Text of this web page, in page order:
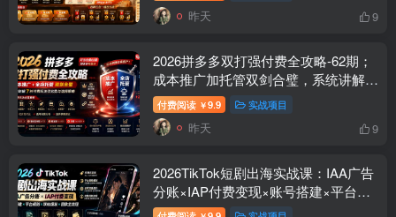
昨天 9
2026拼多多双打强付费全攻略-62期；
成本推广加托管双剑合璧，系统讲解7
种付费玩法优劣势与选择策略
付费阅读 ￥9.9 实战项目
昨天 9
2026TikTok短剧出海实战课：IAA广告
分账×IAP付费变现×账号搭建×平台规
则×双轨爆发×回款全流程